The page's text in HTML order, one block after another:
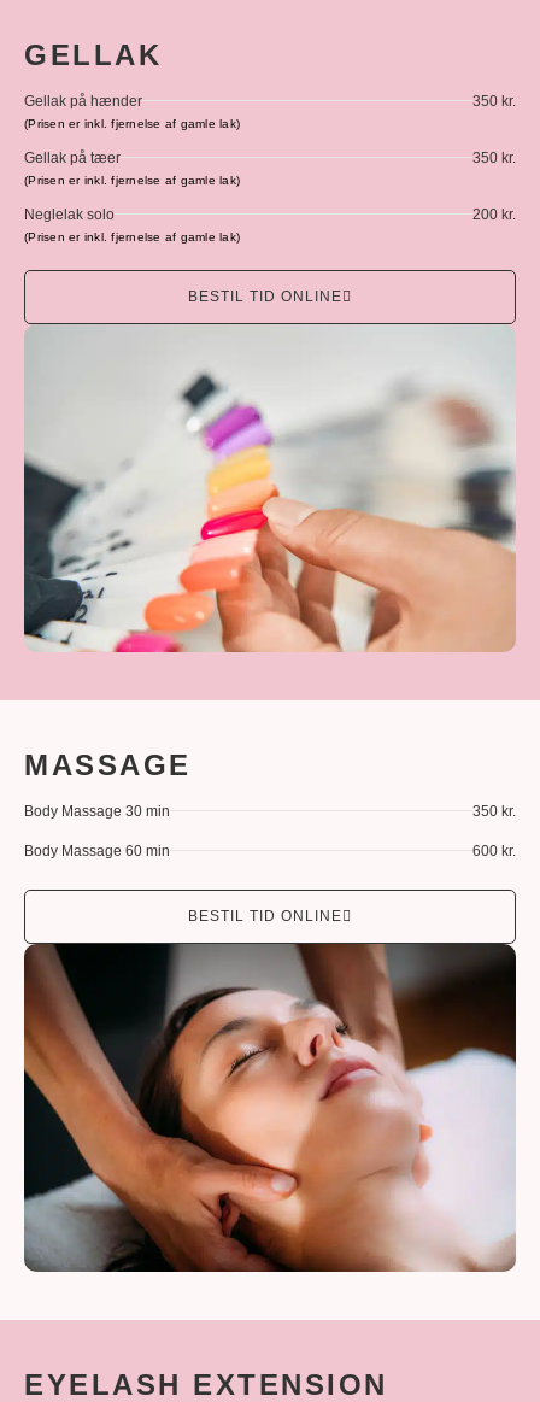
GELLAK
Gellak på hænder 350 kr.
(Prisen er inkl. fjernelse af gamle lak)
Gellak på tæer 350 kr.
(Prisen er inkl. fjernelse af gamle lak)
Neglelak solo 200 kr.
(Prisen er inkl. fjernelse af gamle lak)
BESTIL TID ONLINE
MASSAGE
Body Massage 30 min 350 kr.
Body Massage 60 min 600 kr.
BESTIL TID ONLINE
EYELASH EXTENSION